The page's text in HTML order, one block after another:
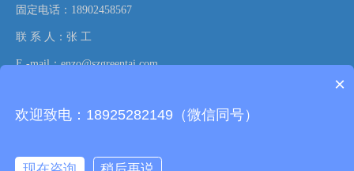
固定电话：18902458567
联 系 人：张 工
E -mail：enzo@szgreentai.com
×
欢迎致电：18925282149（微信同号）